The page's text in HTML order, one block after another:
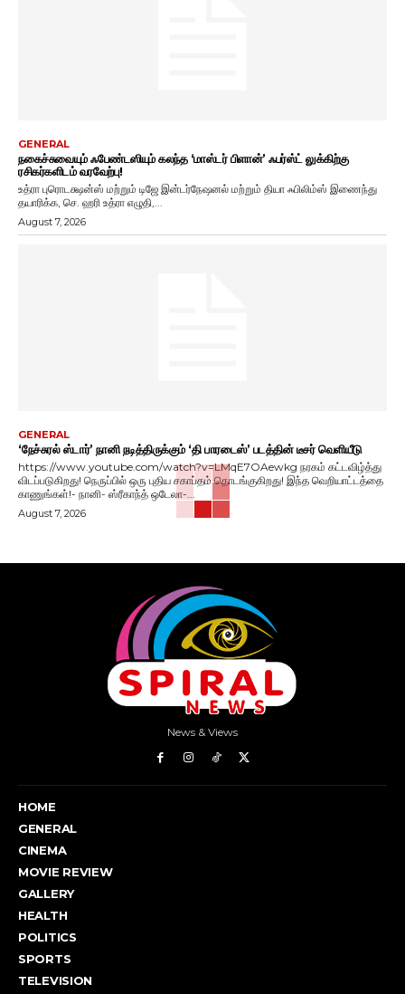
GENERAL
நகைச்சுவையும் ஃபேண்டஸியும் கலந்த ‘மாஸ்டர் பிளான்’ ஃபர்ஸ்ட் லுக்கிற்கு
ரசிகர்களிடம் வரவேற்பு!
உத்ரா புரொடக்ஷன்ஸ் மற்றும் டிஜே இன்டர்நேஷனல் மற்றும் தியா ஃபிலிம்ஸ் இணைந்து
தயாரிக்க, செ. ஹரி உத்ரா எழுதி,...
August 7, 2026
GENERAL
‘நேச்சுரல் ஸ்டார்’ நானி நடித்திருக்கும் ‘தி பாரடைஸ்’ படத்தின் டீசர் வெளியீடு
https://www.youtube.com/watch?v=LMqE7OAewkg நரகம் கட்டவிழ்த்து
விடப்படுகிறது! நெருப்பில் ஒரு புதிய சகாப்தம் தொடங்குகிறது! இந்த வெறியாட்டத்தை
காணுங்கள்!- நானி- ஸ்ரீகாந்த் ஒடேலா-...
August 7, 2026
News & Views
HOME
GENERAL
CINEMA
MOVIE REVIEW
GALLERY
HEALTH
POLITICS
SPORTS
TELEVISION